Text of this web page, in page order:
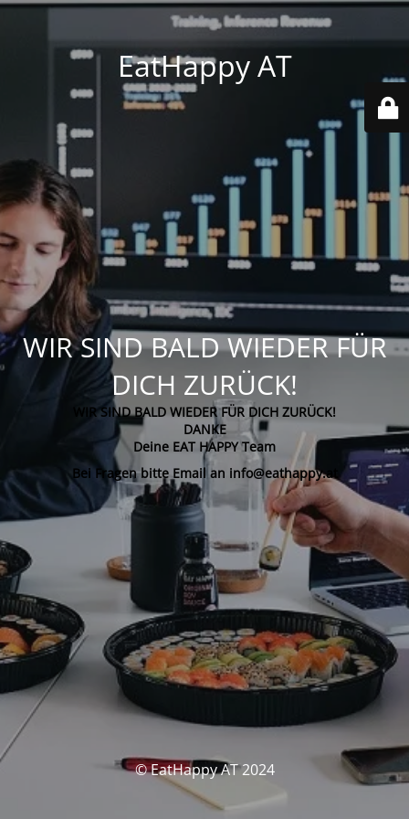
EatHappy AT
WIR SIND BALD WIEDER FÜR
DICH ZURÜCK!
WIR SIND BALD WIEDER FÜR DICH ZURÜCK!
DANKE
Deine EAT HAPPY Team
Bei Fragen bitte Email an info@eathappy.at
© EatHappy AT 2024